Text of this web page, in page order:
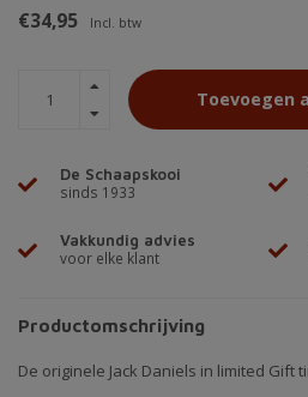
€34,95 Incl. btw
Toevoegen
De Schaapskooi
sinds 1933
Vakkundig advies
voor elke klant
Productomschrijving
De originele Jack Daniels in limited Gift